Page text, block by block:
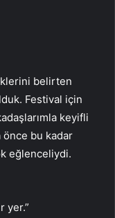
belirten
Festival için
keyifli
önce bu kadar
eğlenceliydi.
yer.”